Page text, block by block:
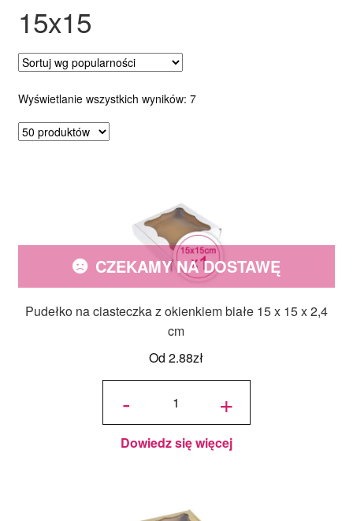
15x15
Wyświetlanie wszystkich wyników: 7Posortowane
Pudełko na ciasteczka z okienkiem białe 15 x 15 x 2,4
cm
Od2.88zł
CZEKAMY NA DOSTAWĘ
-
ilość
ciasteczka
z
białe 15 x
15 x 2,4
+
Dowiedz się więcej